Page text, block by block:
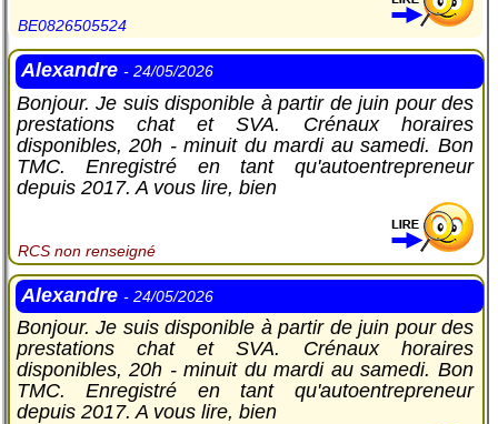
BE0826505524
Alexandre - 24/05/2026
Bonjour. Je suis disponible à partir de juin pour des
prestations chat et SVA. Crénaux horaires
disponibles, 20h - minuit du mardi au samedi. Bon
TMC. Enregistré en tant qu'autoentrepreneur
depuis 2017. A vous lire, bien
RCS non renseigné
Alexandre - 24/05/2026
Bonjour. Je suis disponible à partir de juin pour des
prestations chat et SVA. Crénaux horaires
disponibles, 20h - minuit du mardi au samedi. Bon
TMC. Enregistré en tant qu'autoentrepreneur
depuis 2017. A vous lire, bien